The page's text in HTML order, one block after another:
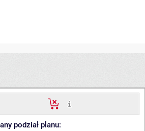
podział planu: